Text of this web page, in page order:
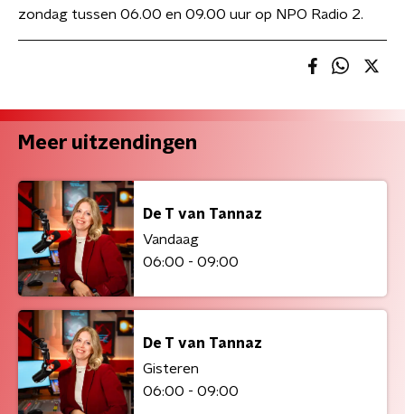
zondag tussen 06.00 en 09.00 uur op NPO Radio 2.
Meer uitzendingen
De T van Tannaz
Vandaag
06:00 - 09:00
De T van Tannaz
Gisteren
06:00 - 09:00